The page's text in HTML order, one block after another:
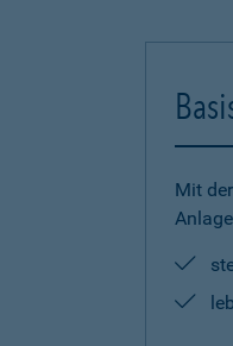
Mit der